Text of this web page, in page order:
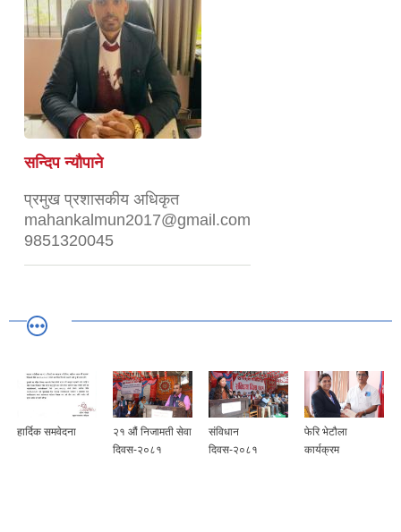
सन्दिप न्यौपाने
प्रमुख प्रशासकीय अधिकृत
mahankalmun2017@gmail.com
9851320045
हार्दिक समवेदना
२१ औं निजामती सेवा
दिवस-२०८१
संविधान
दिवस-२०८१
फेरि भेटौला
कार्यक्रम